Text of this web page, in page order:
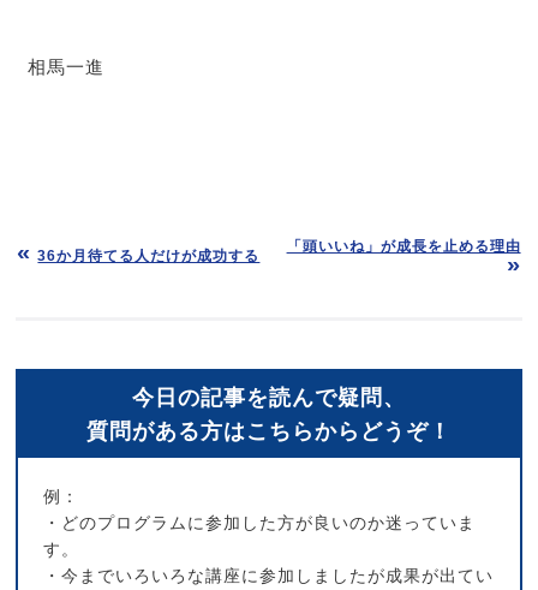
相馬一進
36か月待てる人だけが成功する
「頭いいね」が成長を止める理由
今日の記事を読んで疑問、
質問がある方はこちらからどうぞ！
例：
・どのプログラムに参加した方が良いのか迷っていま
す。
・今までいろいろな講座に参加しましたが成果が出てい